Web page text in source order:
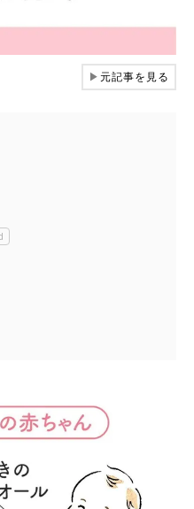
▶元記事を見る